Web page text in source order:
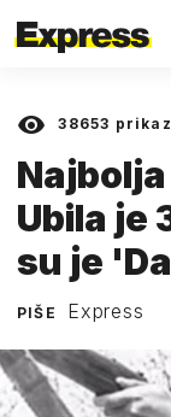
38653
Ubila je
su je
PIŠE Express